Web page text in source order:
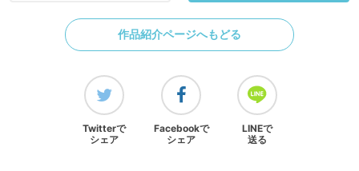
作品紹介ページへもどる
Twitterで
シェア
Facebookで
シェア
LINEで
送る